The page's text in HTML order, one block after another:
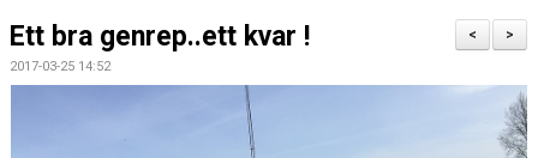
MATCHER
>
<
Ett bra genrep..ett kvar !
2017-03-25 14:52